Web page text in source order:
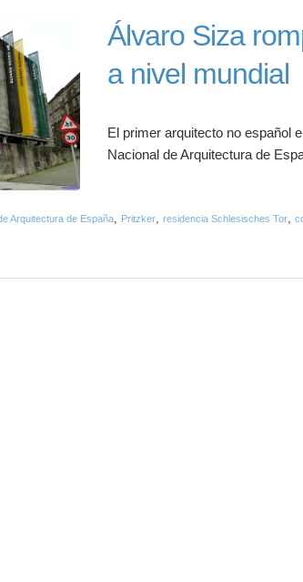
Álvaro Siza
a nivel mundial
El primer arquitecto no español
Nacional de Arquitectura de
Arquitectura de España Pritzker residencia Schlesisches Tor